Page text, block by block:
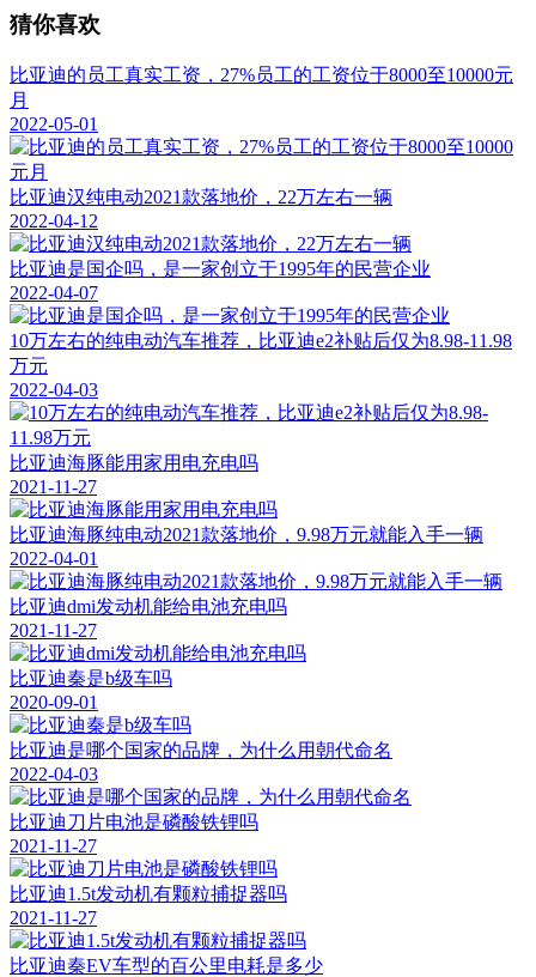
猜你喜欢
比亚迪的员工真实工资，27%员工的工资位于8000至10000元
月
2022-05-01
比亚迪汉纯电动2021款落地价，22万左右一辆
2022-04-12
比亚迪是国企吗，是一家创立于1995年的民营企业
2022-04-07
10万左右的纯电动汽车推荐，比亚迪e2补贴后仅为8.98-11.98
万元
2022-04-03
比亚迪海豚能用家用电充电吗
2021-11-27
比亚迪海豚纯电动2021款落地价，9.98万元就能入手一辆
2022-04-01
比亚迪dmi发动机能给电池充电吗
2021-11-27
比亚迪秦是b级车吗
2020-09-01
比亚迪是哪个国家的品牌，为什么用朝代命名
2022-04-03
比亚迪刀片电池是磷酸铁锂吗
2021-11-27
比亚迪1.5t发动机有颗粒捕捉器吗
2021-11-27
比亚迪秦EV车型的百公里电耗是多少